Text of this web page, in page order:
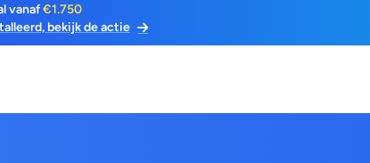
vanaf€1.750
bekijk de actie